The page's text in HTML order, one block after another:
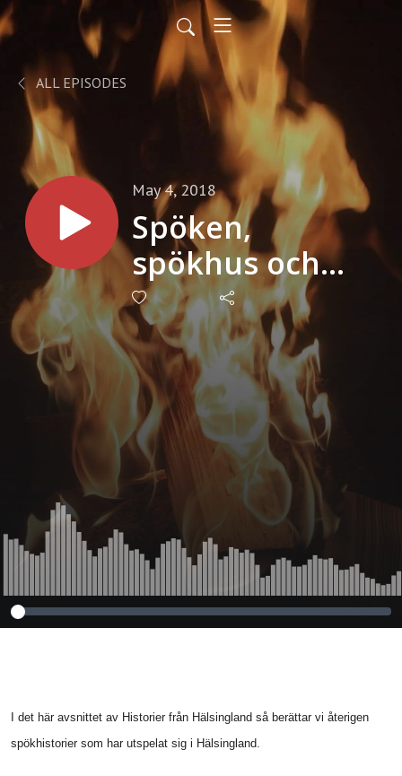
ALL EPISODES
May 4, 2018
Spöken,
spökhus och
hemsökta
platser 2
I det här avsnittet av Historier från Hälsingland så berättar vi återigen
spökhistorier som har utspelat sig i Hälsingland.